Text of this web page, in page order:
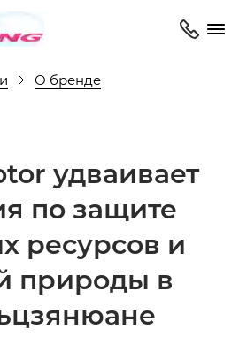
О бренде
удваивает
по защите
ресурсов и
природы в